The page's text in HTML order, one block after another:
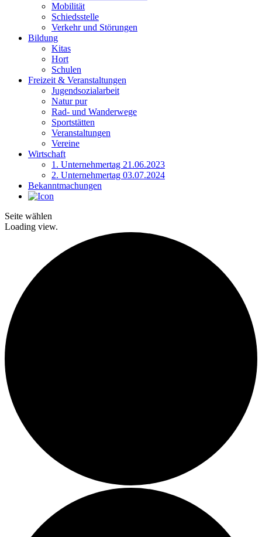
Mobilität
Schiedsstelle
Verkehr und Störungen
Bildung
Kitas
Hort
Schulen
Freizeit & Veranstaltungen
Jugendsozialarbeit
Natur pur
Rad- und Wanderwege
Sportstätten
Veranstaltungen
Vereine
Wirtschaft
1. Unternehmertag 21.06.2023
2. Unternehmertag 03.07.2024
Bekanntmachungen
Seite wählen
Loading view.